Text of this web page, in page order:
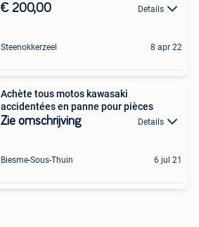
€ 200,00 Details
Steenokkerzeel 8 apr 22
Achète tous motos kawasaki
accidentées en panne pour pièces
Zie omschrijving Details
Biesme-Sous-Thuin 6 jul 21